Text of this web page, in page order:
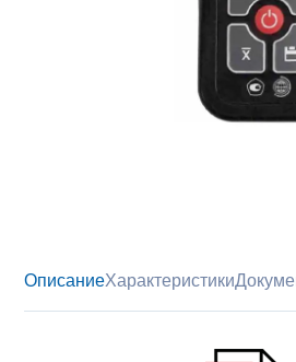
ОписаниеХарактеристики